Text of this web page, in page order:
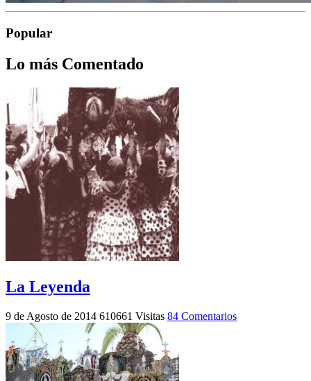
Popular
Lo más Comentado
La Leyenda
9 de Agosto de 2014 610661 Visitas 84 Comentarios